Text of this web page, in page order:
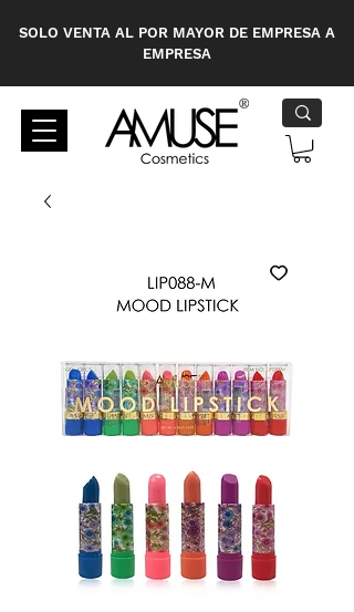
SOLO VENTA AL POR MAYOR DE EMPRESA A
EMPRESA